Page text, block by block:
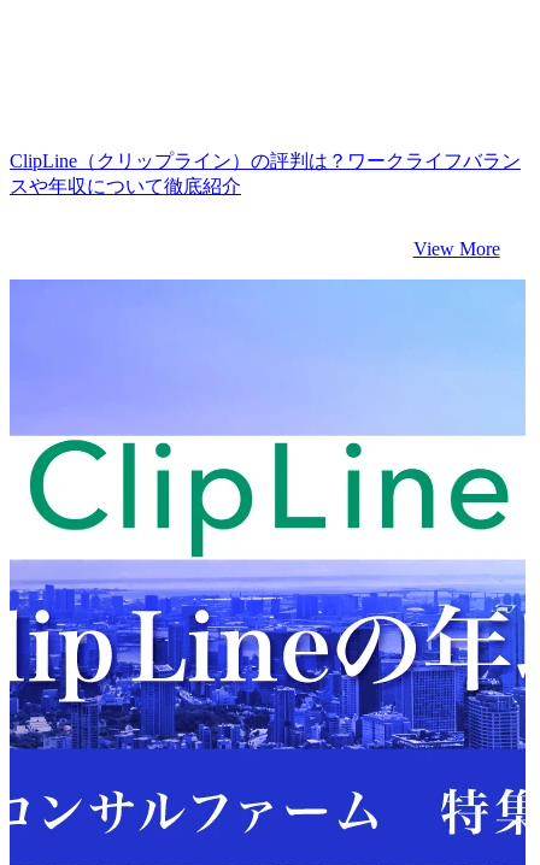
ClipLine（クリップライン）の評判は？ワークライフバラン
スや年収について徹底紹介
View More